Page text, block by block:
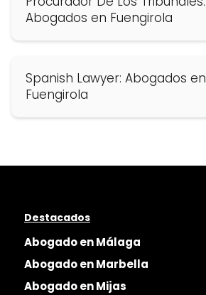
Abogados en Fuengirola
Spanish Lawyer: Abogados en
Fuengirola
Destacados
Abogado en Málaga
Abogado en Marbella
Abogado en Mijas